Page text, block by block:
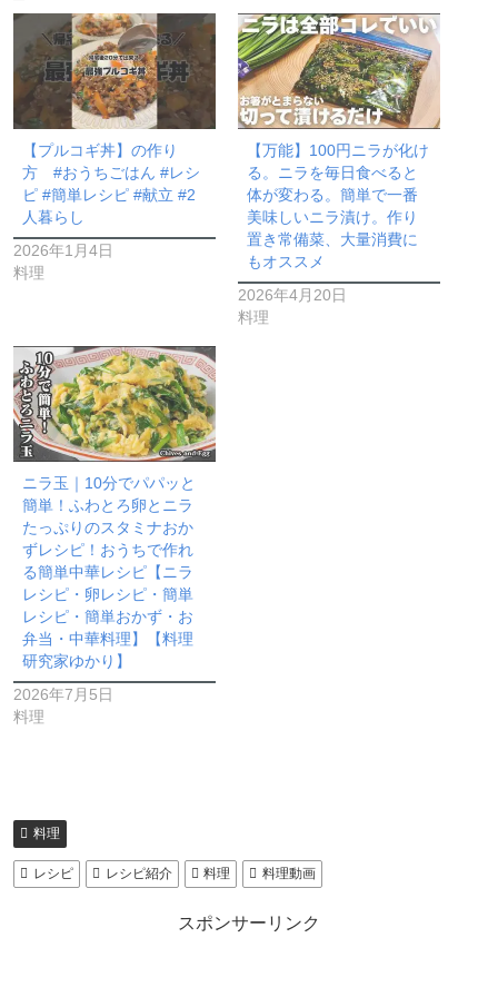
【プルコギ丼】の作り
方 #おうちごはん #レシ
ピ #簡単レシピ #献立 #2
人暮らし
2026年1月4日
料理
【万能】100円ニラが化け
る。ニラを毎日食べると
体が変わる。簡単で一番
美味しいニラ漬け。作り
置き常備菜、大量消費に
もオススメ
2026年4月20日
料理
ニラ玉｜10分でパパッと
簡単！ふわとろ卵とニラ
たっぷりのスタミナおか
ずレシピ！おうちで作れ
る簡単中華レシピ【ニラ
レシピ・卵レシピ・簡単
レシピ・簡単おかず・お
弁当・中華料理】【料理
研究家ゆかり】
2026年7月5日
料理
料理
レシピ レシピ紹介 料理 料理動画
スポンサーリンク